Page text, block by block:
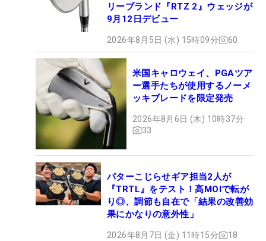
リーブランド『RTZ 2』ウェッジが
9月12日デビュー
2026年8月5日 (水) 15時09分 60
米国キャロウェイ、PGAツア
ー選手たちが使用するノーメ
ッキブレードを限定発売
2026年8月6日 (木) 10時37分
33
パターこじらせギア担当2人が
『TRTL』をテスト！高MOIで転が
り◎、調節も自在で「結果の改善効
果にかなりの意外性」
2026年8月7日 (金) 11時15分 18